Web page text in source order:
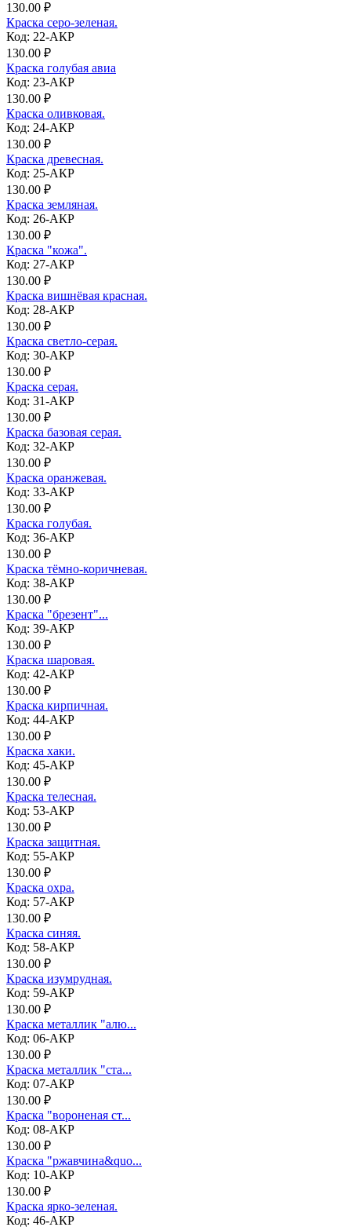
130.00 ₽
Краска серо-зеленая.
Код: 22-АКР
130.00 ₽
Краска голубая авиа
Код: 23-АКР
130.00 ₽
Краска оливковая.
Код: 24-АКР
130.00 ₽
Краска древесная.
Код: 25-АКР
130.00 ₽
Краска земляная.
Код: 26-АКР
130.00 ₽
Краска "кожа".
Код: 27-АКР
130.00 ₽
Краска вишнёвая красная.
Код: 28-АКР
130.00 ₽
Краска светло-серая.
Код: 30-АКР
130.00 ₽
Краска серая.
Код: 31-АКР
130.00 ₽
Краска базовая серая.
Код: 32-АКР
130.00 ₽
Краска оранжевая.
Код: 33-АКР
130.00 ₽
Краска голубая.
Код: 36-АКР
130.00 ₽
Краска тёмно-коричневая.
Код: 38-АКР
130.00 ₽
Краска "брезент"...
Код: 39-АКР
130.00 ₽
Краска шаровая.
Код: 42-АКР
130.00 ₽
Краска кирпичная.
Код: 44-АКР
130.00 ₽
Краска хаки.
Код: 45-АКР
130.00 ₽
Краска телесная.
Код: 53-АКР
130.00 ₽
Краска защитная.
Код: 55-АКР
130.00 ₽
Краска охра.
Код: 57-АКР
130.00 ₽
Краска синяя.
Код: 58-АКР
130.00 ₽
Краска изумрудная.
Код: 59-АКР
130.00 ₽
Краска металлик "алю...
Код: 06-АКР
130.00 ₽
Краска металлик "ста...
Код: 07-АКР
130.00 ₽
Краска "вороненая ст...
Код: 08-АКР
130.00 ₽
Краска "ржавчина&quo...
Код: 10-АКР
130.00 ₽
Краска ярко-зеленая.
Код: 46-АКР